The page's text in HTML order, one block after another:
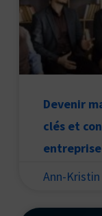
Devenir
clés et
entreprise
Ann-